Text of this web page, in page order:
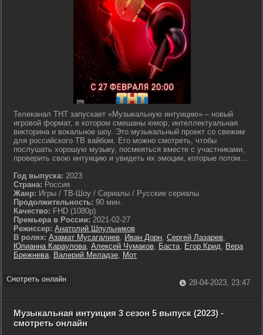
Телеканал ТНТ запускает «Музыкальную интуицию» – новый
игровой формат, в котором смешаны юмор, интеллектуальная
викторина и вокальное шоу. Это музыкальный проект со свежим
для российского ТВ вайбом. Его можно смотреть, чтобы
послушать хорошую музыку, посмеяться вместе с участниками,
проверить свою интуицию и увидеть их эмоции, которые потом...
Год выпуска: 2023
Страна: Россия
Жанр: Игры / ТВ-Шоу / Сериалы / Русские сериалы
Продолжительность: 90 мин.
Качество: FHD (1080p)
Премьера в России: 2021-02-27
Режиссер: Анатолий Шпульников
В ролях: Азамат Мусагалиев, Иван Дорн, Сергей Лазарев,
Юлианна Караулова, Алексей Чумаков, Баста, Егор Крид, Вера
Брежнева, Валерий Меладзе, Мот
28-04-2023, 23:47
Музыкальная интуиция 3 сезон 5 выпуск (2023) -
смотреть онлайн